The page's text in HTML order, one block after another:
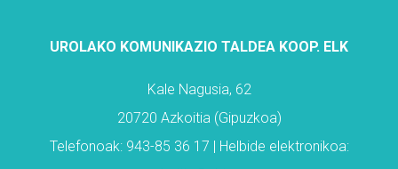
UROLAKO KOMUNIKAZIO TALDEA KOOP. ELK
Kale Nagusia, 62
20720 Azkoitia (Gipuzkoa)
Telefonoak: 943-85 36 17 | Helbide elektronikoa: